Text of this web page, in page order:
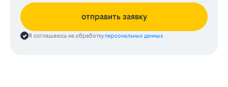
отправить заявку
Я соглашаюсь на обработкуперсональных данных